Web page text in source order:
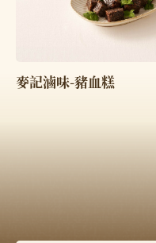
麥記滷味-豬血糕